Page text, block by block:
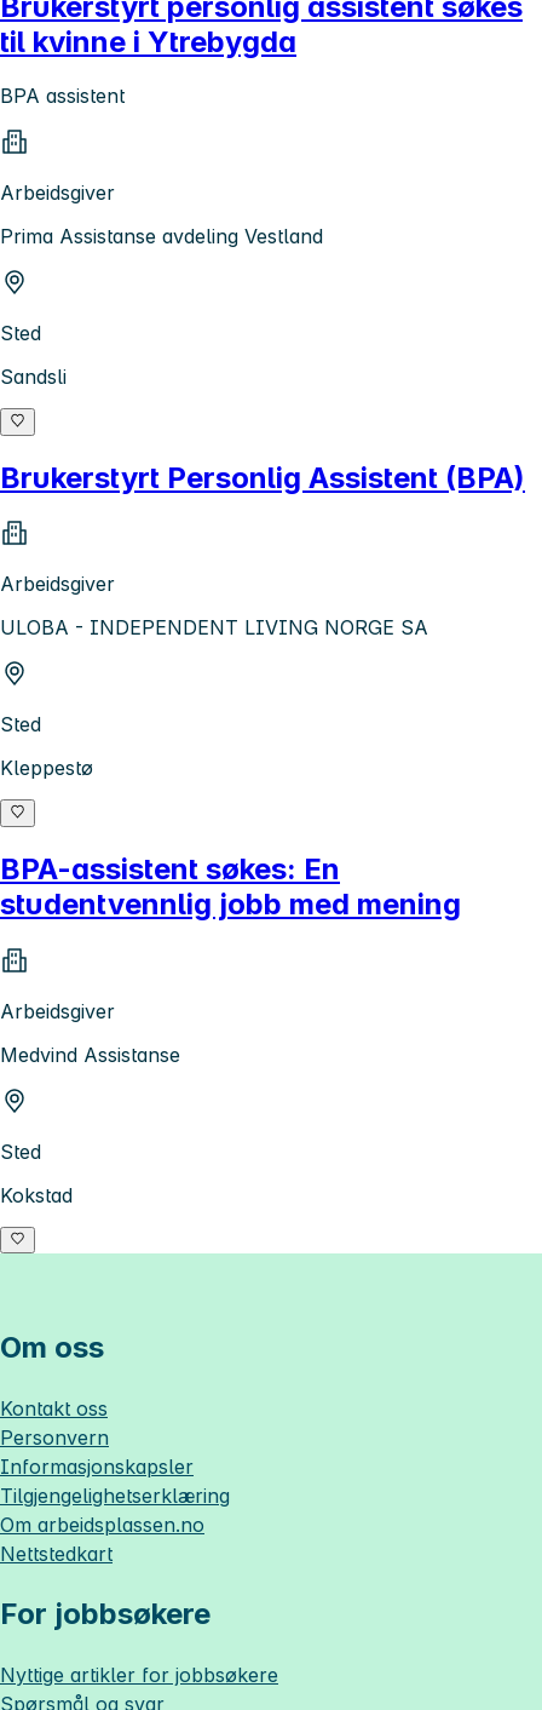
Brukerstyrt personlig assistent søkes
til kvinne i Ytrebygda
BPA assistent
Arbeidsgiver
Prima Assistanse avdeling Vestland
Sted
Sandsli
Brukerstyrt Personlig Assistent (BPA)
Arbeidsgiver
ULOBA - INDEPENDENT LIVING NORGE SA
Sted
Kleppestø
BPA-assistent søkes: En
studentvennlig jobb med mening
Arbeidsgiver
Medvind Assistanse
Sted
Kokstad
Om oss
Kontakt oss
Personvern
Informasjonskapsler
Tilgjengelighetserklæring
Om arbeidsplassen.no
Nettstedkart
For jobbsøkere
Nyttige artikler for jobbsøkere
Spørsmål og svar